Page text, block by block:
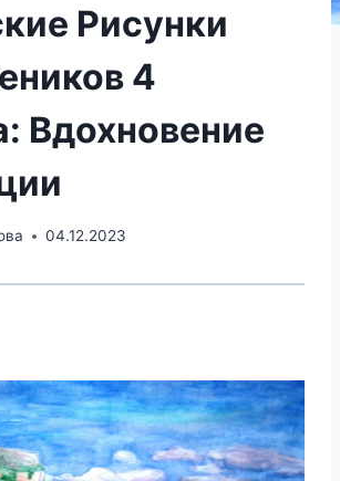
Рисунки
4
Вдохновение
04.12.2023